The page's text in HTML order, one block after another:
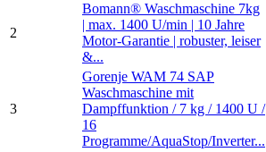
2
Bomann® Waschmaschine 7kg
| max. 1400 U/min | 10 Jahre
Motor-Garantie | robuster, leiser
&...
3
Gorenje WAM 74 SAP
Waschmaschine mit
Dampffunktion / 7 kg / 1400 U /
16
Programme/AquaStop/Inverter...